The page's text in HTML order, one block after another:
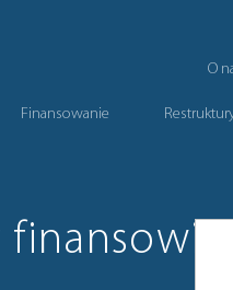
O
Finansowanie